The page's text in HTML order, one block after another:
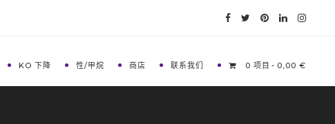
KO 下降 性/甲烷 商店 联系我们 0 项目 0,00 €